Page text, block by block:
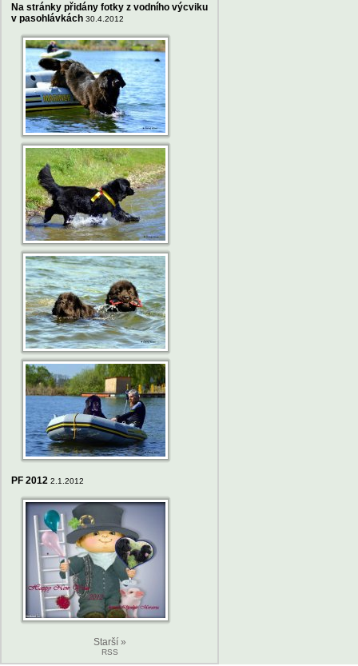
Na stránky přidány fotky z vodního výcviku
v pasohlávkách 30.4.2012
PF 2012 2.1.2012
Starší »
RSS